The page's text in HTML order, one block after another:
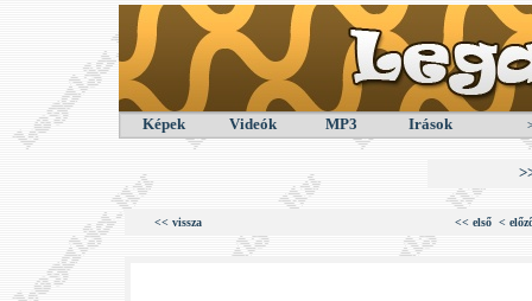
Képek Videók MP3 Irások
<< vissza << első <